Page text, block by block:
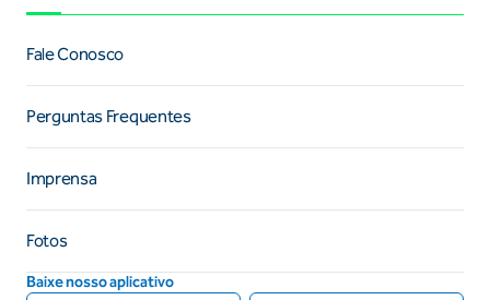
Fale Conosco
Perguntas Frequentes
Imprensa
Fotos
Baixe nosso aplicativo